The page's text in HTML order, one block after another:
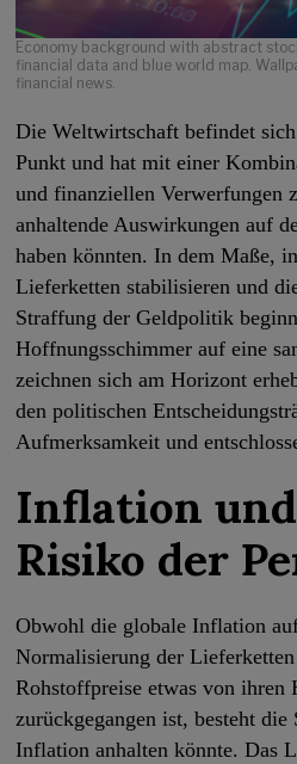
Economy background with abstract
financial data and blue world map.
financial news.
Die Weltwirtschaft befindet
Punkt und hat mit einer
und finanziellen Verwerfungen
anhaltende Auswirkungen auf
haben könnten. In dem Maße,
Lieferketten stabilisieren und
Straffung der Geldpolitik
Hoffnungsschimmer auf eine
zeichnen sich am Horizont
den politischen
Aufmerksamkeit und
Inflation
Risiko der
Obwohl die globale Inflation
Normalisierung der
Rohstoffpreise etwas von ihren
zurückgegangen ist, besteht die
Inflation anhalten könnte. Das